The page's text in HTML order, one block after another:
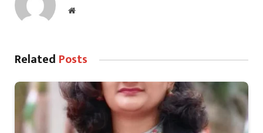
Website
Related Posts